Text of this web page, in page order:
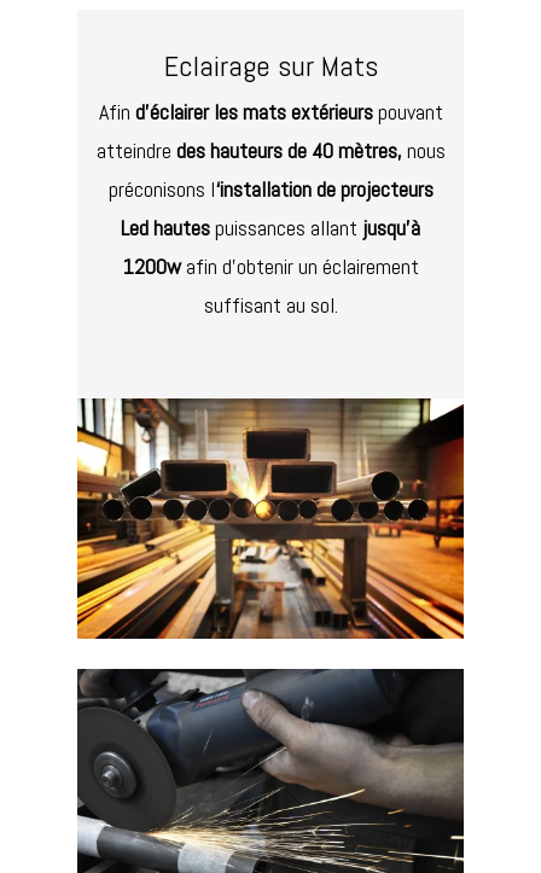
Eclairage sur Mats
Afin d’éclairer les mats extérieurspouvant
atteindre des hauteurs de 40 mètres, nous
préconisons l‘installation de projecteurs
Led hautespuissances allant jusqu’à
1200wafin d’obtenir un éclairement
suffisant au sol.